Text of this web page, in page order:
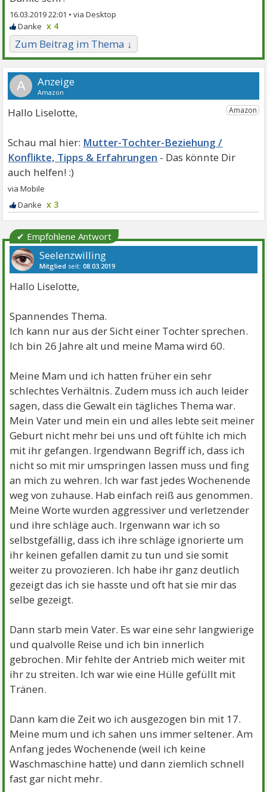
16.03.2019 22:01 •
x 4
Zum Beitrag im Thema ↓
A
Hallo Liselotte,
Mutter-Tochter-Beziehung /
Konflikte, Tipps & Erfahrungen
x 3
✔ Empfohlene Antwort
Seelenzwilling
Mitglied seit:08.03.2019
Hallo Liselotte,
Spannendes Thema.
Ich kann nur aus der Sicht einer Tochter sprechen.
Ich bin 26 Jahre alt und meine Mama wird 60.
Meine Mam und ich hatten früher ein sehr
schlechtes Verhältnis. Zudem muss ich auch leider
sagen, dass die Gewalt ein tägliches Thema war.
Mein Vater und mein ein und alles lebte seit meiner
Geburt nicht mehr bei uns und oft fühlte ich mich
mit ihr gefangen. Irgendwann Begriff ich, dass ich
nicht so mit mir umspringen lassen muss und fing
an mich zu wehren. Ich war fast jedes Wochenende
weg von zuhause. Hab einfach reiß aus genommen.
Meine Worte wurden aggressiver und verletzender
und ihre schläge auch. Irgenwann war ich so
selbstgefällig, dass ich ihre schläge ignorierte um
ihr keinen gefallen damit zu tun und sie somit
weiter zu provozieren. Ich habe ihr ganz deutlich
gezeigt das ich sie hasste und oft hat sie mir das
selbe gezeigt.
Dann starb mein Vater. Es war eine sehr langwierige
und qualvolle Reise und ich bin innerlich
gebrochen. Mir fehlte der Antrieb mich weiter mit
ihr zu streiten. Ich war wie eine Hülle gefüllt mit
Tränen.
Dann kam die Zeit wo ich ausgezogen bin mit 17.
Meine mum und ich sahen uns immer seltener. Am
Anfang jedes Wochenende (weil ich keine
Waschmaschine hatte) und dann ziemlich schnell
fast gar nicht mehr.